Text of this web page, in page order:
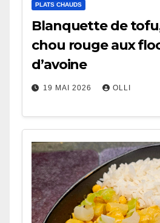
PLATS CHAUDS
Blanquette de
chou rouge aux
d’avoine
19 MAI 2026 OLLI